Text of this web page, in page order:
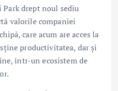
Park drept noul sediu
valorile companiei
care acum are acces la
productivitatea, dar și
într-un ecosistem de